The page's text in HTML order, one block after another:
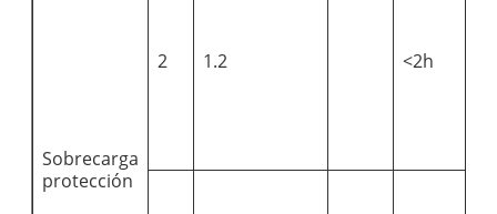
Sobrecarga
protección
2 1.2 <2h